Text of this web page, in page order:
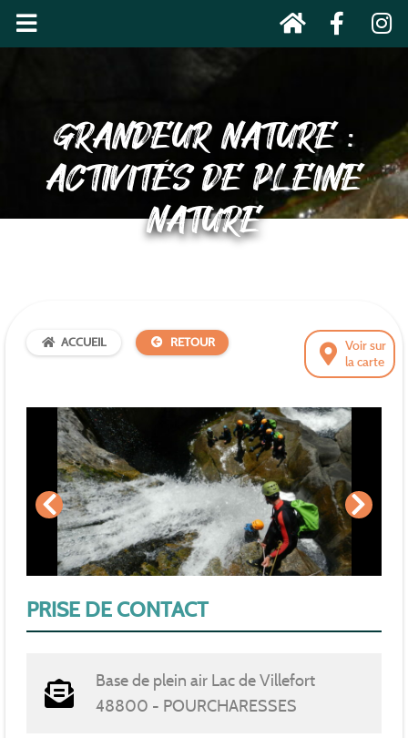
GRANDEUR NATURE :
ACTIVITÉS DE PLEINE
NATURE
Voir sur
la carte
ACCUEIL RETOUR
PRISE DE CONTACT
Base de plein air Lac de Villefort
48800 - POURCHARESSES